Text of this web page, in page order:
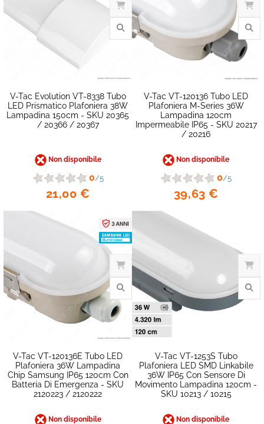
V-Tac Evolution VT-8338 Tubo
LED Prismatico Plafoniera 38W
Lampadina 150cm - SKU 20365
/ 20366 / 20367
Non disponibile
0/5
21,00 €
V-Tac VT-120136 Tubo LED
Plafoniera M-Series 36W
Lampadina 120cm
Impermeabile IP65 - SKU 20217
/ 20216
Non disponibile
0/5
39,63 €
V-Tac VT-120136E Tubo LED
Plafoniera 36W Lampadina
Chip Samsung IP65 120cm Con
Batteria Di Emergenza - SKU
2120223 / 2120222
Non disponibile
V-Tac VT-1253S Tubo
Plafoniera LED SMD Linkabile
36W IP65 Con Sensore Di
Movimento Lampadina 120cm -
SKU 10213 / 10215
Non disponibile